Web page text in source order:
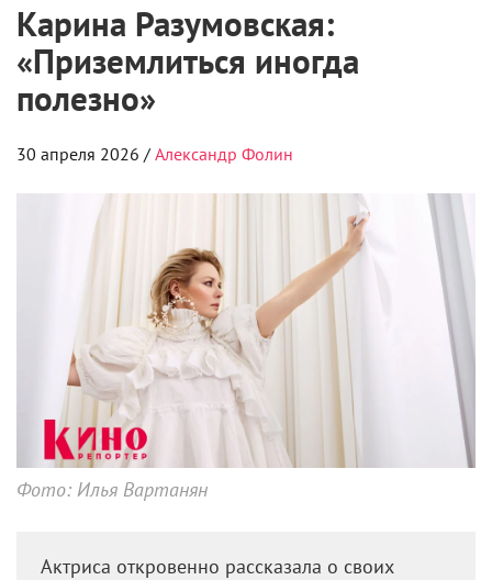
Карина Разумовская:
«Приземлиться иногда
полезно»
30 апреля 2026 / Александр Фолин
Фото: Илья Вартанян
Актриса откровенно рассказала о своих